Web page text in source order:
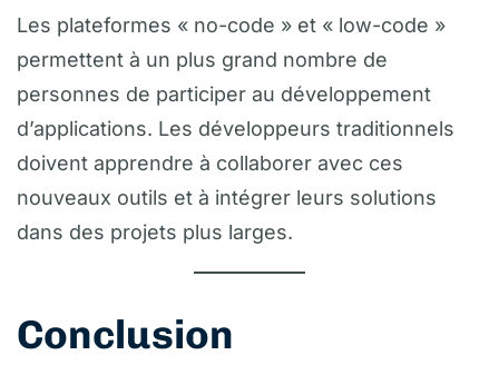
Les plateformes « no-code » et « low-code »
permettent à un plus grand nombre de
personnes de participer au développement
d’applications. Les développeurs traditionnels
doivent apprendre à collaborer avec ces
nouveaux outils et à intégrer leurs solutions
dans des projets plus larges.
Conclusion